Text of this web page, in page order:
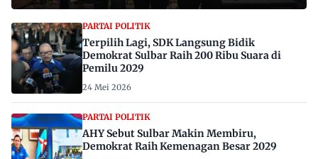
PARTAI POLITIK
Terpilih Lagi, SDK Langsung Bidik
Demokrat Sulbar Raih 200 Ribu Suara di
Pemilu 2029
24 Mei 2026
PARTAI POLITIK
AHY Sebut Sulbar Makin Membiru,
Demokrat Raih Kemenagan Besar 2029